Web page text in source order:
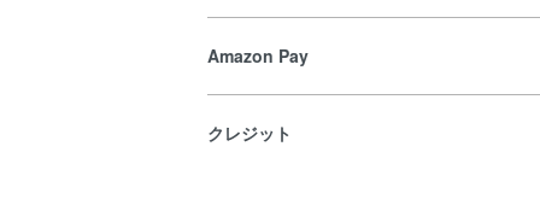
Amazon Pay
クレジット